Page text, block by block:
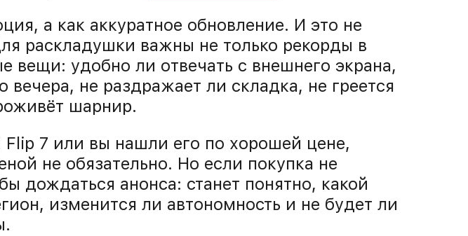
а как аккуратное обновление. И это не
раскладушки важны не только рекорды в
вещи: удобно ли отвечать с внешнего экрана,
вечера, не раздражает ли складка, не греется
шарнир.
Flip 7 или вы нашли его по хорошей цене,
не обязательно. Но если покупка не
дождаться анонса: станет понятно, какой
изменится ли автономность и не будет ли